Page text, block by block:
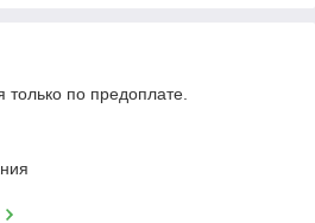
только по предоплате.